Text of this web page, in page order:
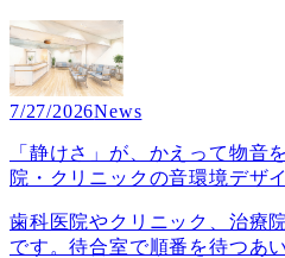
7/27/2026News
「静けさ」が、かえって物音
院・クリニックの音環境デザ
歯科医院やクリニック、治療
です。待合室で順番を待つあ